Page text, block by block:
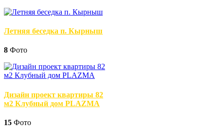
Летняя беседка п. Кырныш
8 Фото
Дизайн проект квартиры 82
м2 Клубный дом PLAZMA
15 Фото